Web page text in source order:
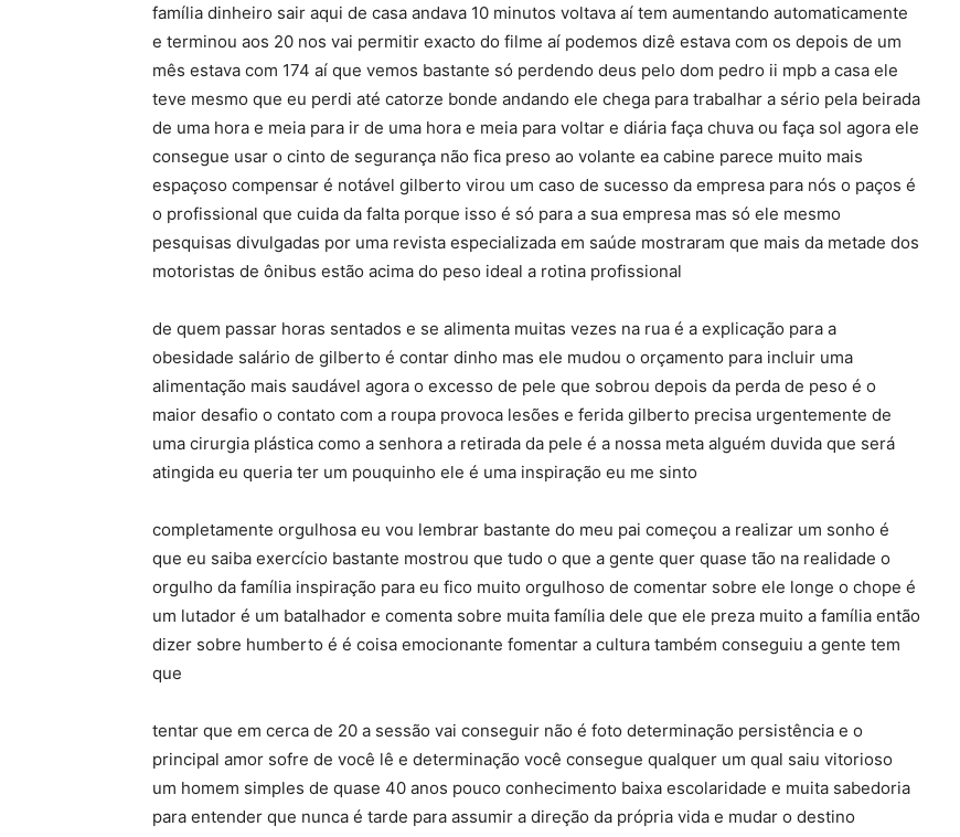
família dinheiro sair aqui de casa andava 10 minutos voltava aí tem aumentando automaticamente
e terminou aos 20 nos vai permitir exacto do filme aí podemos dizê estava com os depois de um
mês estava com 174 aí que vemos bastante só perdendo deus pelo dom pedro ii mpb a casa ele
teve mesmo que eu perdi até catorze bonde andando ele chega para trabalhar a sério pela beirada
de uma hora e meia para ir de uma hora e meia para voltar e diária faça chuva ou faça sol agora ele
consegue usar o cinto de segurança não fica preso ao volante ea cabine parece muito mais
espaçoso compensar é notável gilberto virou um caso de sucesso da empresa para nós o paços é
o profissional que cuida da falta porque isso é só para a sua empresa mas só ele mesmo
pesquisas divulgadas por uma revista especializada em saúde mostraram que mais da metade dos
motoristas de ônibus estão acima do peso ideal a rotina profissional
de quem passar horas sentados e se alimenta muitas vezes na rua é a explicação para a
obesidade salário de gilberto é contar dinho mas ele mudou o orçamento para incluir uma
alimentação mais saudável agora o excesso de pele que sobrou depois da perda de peso é o
maior desafio o contato com a roupa provoca lesões e ferida gilberto precisa urgentemente de
uma cirurgia plástica como a senhora a retirada da pele é a nossa meta alguém duvida que será
atingida eu queria ter um pouquinho ele é uma inspiração eu me sinto
completamente orgulhosa eu vou lembrar bastante do meu pai começou a realizar um sonho é
que eu saiba exercício bastante mostrou que tudo o que a gente quer quase tão na realidade o
orgulho da família inspiração para eu fico muito orgulhoso de comentar sobre ele longe o chope é
um lutador é um batalhador e comenta sobre muita família dele que ele preza muito a família então
dizer sobre humberto é é coisa emocionante fomentar a cultura também conseguiu a gente tem
que
tentar que em cerca de 20 a sessão vai conseguir não é foto determinação persistência e o
principal amor sofre de você lê e determinação você consegue qualquer um qual saiu vitorioso
um homem simples de quase 40 anos pouco conhecimento baixa escolaridade e muita sabedoria
para entender que nunca é tarde para assumir a direção da própria vida e mudar o destino